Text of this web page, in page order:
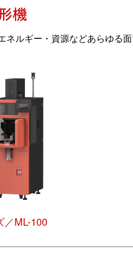
機
ネルギー・資源などあらゆる
／ML-100